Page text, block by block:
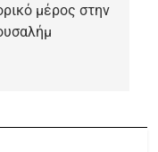
μέρος στην